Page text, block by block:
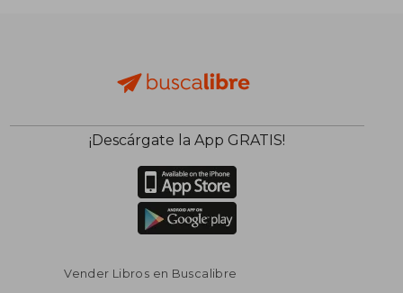
¡Descárgate la App GRATIS!
Vender Libros en Buscalibre